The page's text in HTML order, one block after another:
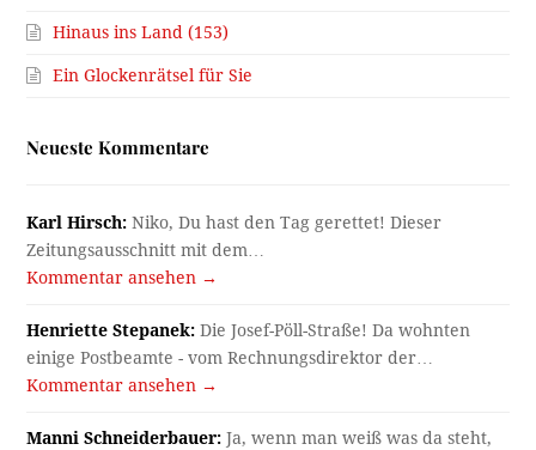
Hinaus ins Land (153)
Ein Glockenrätsel für Sie
Neueste Kommentare
Karl Hirsch: Niko, Du hast den Tag gerettet! Dieser
Zeitungsausschnitt mit dem…
Kommentar ansehen →
Henriette Stepanek: Die Josef-Pöll-Straße! Da wohnten
einige Postbeamte - vom Rechnungsdirektor der…
Kommentar ansehen →
Manni Schneiderbauer: Ja, wenn man weiß was da steht,